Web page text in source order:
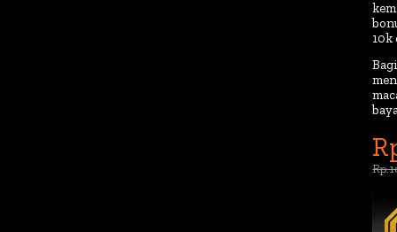
10k